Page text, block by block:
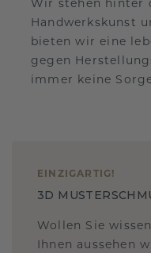
Wir stehen hinter
Handwerkskunst
bieten wir eine
gegen
immer keine
EINZIGARTIG !
3D
Wollen Sie
Ihnen aussehen